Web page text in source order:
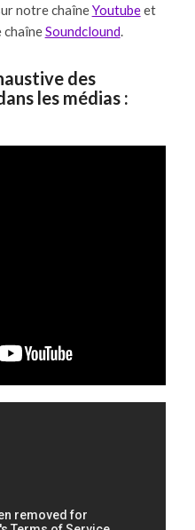
notre chaîneYoutubeet
chaîneSoundclound.
des
les médias :